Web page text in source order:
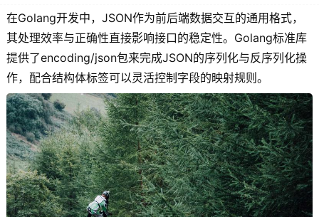
在Golang开发中，JSON作为前后端数据交互的通用格式，
其处理效率与正确性直接影响接口的稳定性。Golang标准库
提供了encoding/json包来完成JSON的序列化与反序列化操
作，配合结构体标签可以灵活控制字段的映射规则。